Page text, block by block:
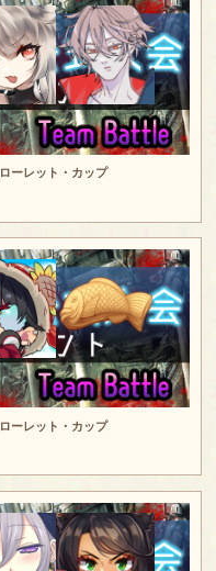
ローレット・カップ
ローレット・カップ